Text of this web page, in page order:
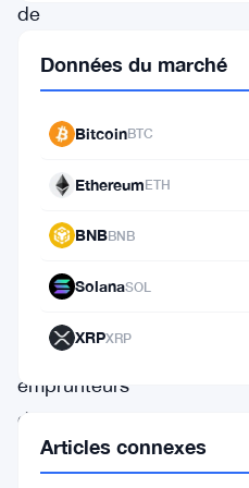
de
basé
idée
emprunteurs
de
tout
Données du marché
BitcoinBTC
EthereumETH
BNBBNB
SolanaSOL
XRPXRP
Articles connexes